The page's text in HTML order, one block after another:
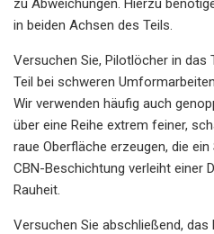
zu Abweichungen. Hierzu
in beiden Achsen des Teils.
Versuchen Sie, Pilotlöcher in das
Teil bei schweren
Wir verwenden häufig auch
über eine Reihe extrem feiner,
raue Oberfläche erzeugen, die
CBN-Beschichtung verleiht einer
Rauheit.
Versuchen Sie abschließend, das